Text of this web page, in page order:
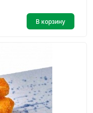
В корзину